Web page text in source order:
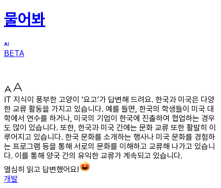
물어봐
BETA
IT 지식이 풍부한 고양이 ‘요고’가 답변해 드려요. 한국과 미국은 다양
한 교류 활동을 가지고 있습니다. 예를 들면, 한국의 학생들이 미국 대
학에서 연수를 하거나, 미국의 기업이 한국에 진출하여 협업하는 경우
도 많이 있습니다. 또한, 한국과 미국 간에는 문화 교류 또한 활발히 이
루어지고 있습니다. 한국 문화를 소개하는 행사나 미국 문화를 경험하
는 프로그램 등을 통해 서로의 문화를 이해하고 교류해 나가고 있습니
다. 이를 통해 양국 간의 유익한 교류가 계속되고 있습니다.
열심히 읽고 답변했어요!
개발